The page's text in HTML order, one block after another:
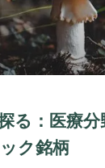
る：医療
ク銘柄